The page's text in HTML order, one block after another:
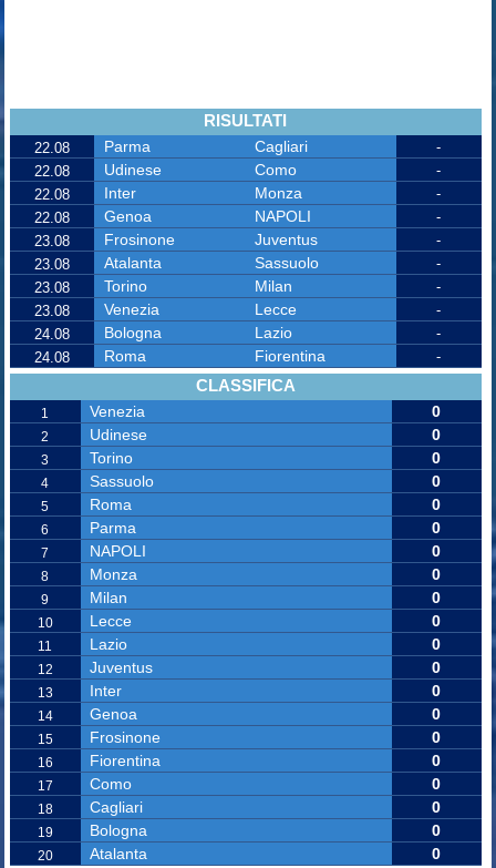
RISULTATI
22.08 Parma Cagliari
-
22.08
Udinese Como
-
22.08
Inter Monza
-
22.08
Genoa NAPOLI
-
23.08
Frosinone Juventus
-
23.08
Atalanta Sassuolo
-
23.08
Torino Milan
-
23.08
Venezia Lecce
-
24.08
Bologna Lazio
-
24.08
Roma Fiorentina -
CLASSIFICA
1 Venezia 0
2 Udinese 0
3 Torino 0
4 Sassuolo 0
5 Roma 0
6 Parma 0
7 NAPOLI 0
8 Monza 0
9 Milan 0
10 Lecce 0
11 Lazio 0
12 Juventus 0
13 Inter 0
14 Genoa 0
15 Frosinone 0
16 Fiorentina 0
17 Como 0
18 Cagliari 0
19 Bologna 0
20 Atalanta 0